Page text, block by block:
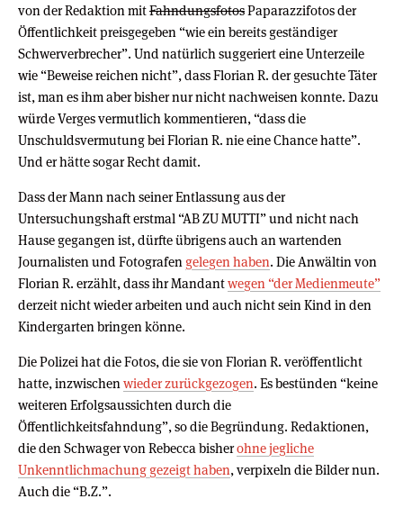
von der Redaktion mitFahndungsfotosPaparazzifotos der
Öffentlichkeit preisgegeben “wie ein bereits geständiger
Schwerverbrecher”. Und natürlich suggeriert eine Unterzeile
wie “Beweise reichen nicht”, dass Florian R. der gesuchte Täter
ist, man es ihm aber bisher nur nicht nachweisen konnte. Dazu
würde Verges vermutlich kommentieren, “dass die
Unschuldsvermutung bei Florian R. nie eine Chance hatte”.
Und er hätte sogar Recht damit.
Dass der Mann nach seiner Entlassung aus der
Untersuchungshaft erstmal “AB ZU MUTTI” und nicht nach
Hause gegangen ist, dürfte übrigens auch an wartenden
Journalisten und Fotografen gelegen haben. Die Anwältin von
Florian R. erzählt, dass ihr Mandantwegen “der Medienmeute”
derzeit nicht wieder arbeiten und auch nicht sein Kind in den
Kindergarten bringen könne.
Die Polizei hat die Fotos, die sie von Florian R. veröffentlicht
hatte, inzwischen wieder zurückgezogen. Es bestünden “keine
weiteren Erfolgsaussichten durch die
Öffentlichkeitsfahndung”, so die Begründung. Redaktionen,
die den Schwager von Rebecca bisherohne jegliche
Unkenntlichmachung gezeigt haben, verpixeln die Bilder nun.
Auch die “B.Z.”.